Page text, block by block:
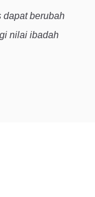
dapat berubah
nilai ibadah